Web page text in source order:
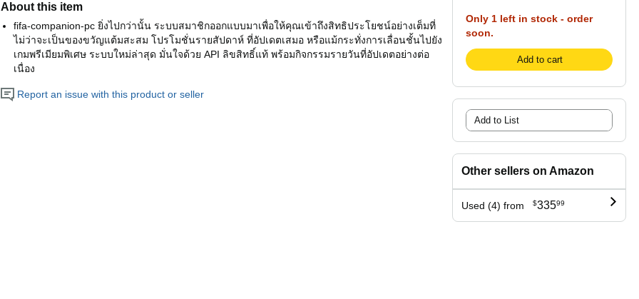
Only 1 left in stock - order
soon.
Add to cart
Add to List
Other sellers on Amazon
Used (4) from $33599
About this item
fifa-companion-pc ยิ่งไปกว่านั้น ระบบสมาชิกออกแบบมาเพื่อให้คุณเข้าถึงสิทธิประโยชน์อย่างเต็มที่
ไม่ว่าจะเป็นของขวัญแต้มสะสม โปรโมชั่นรายสัปดาห์ ที่อัปเดตเสมอ หรือแม้กระทั่งการเลื่อนชั้นไปยัง
เกมพรีเมียมพิเศษ ระบบใหม่ล่าสุด มั่นใจด้วย API ลิขสิทธิ์แท้ พร้อมกิจกรรมรายวันที่อัปเดตอย่างต่อ
เนื่อง
Report an issue with this product or seller